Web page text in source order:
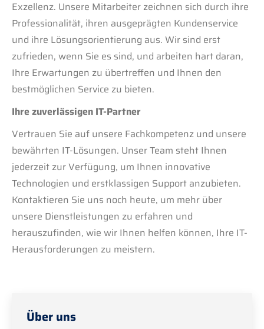
Exzellenz. Unsere Mitarbeiter zeichnen sich durch ihre
Professionalität, ihren ausgeprägten Kundenservice
und ihre Lösungsorientierung aus. Wir sind erst
zufrieden, wenn Sie es sind, und arbeiten hart daran,
Ihre Erwartungen zu übertreffen und Ihnen den
bestmöglichen Service zu bieten.
Ihre zuverlässigen IT-Partner
Vertrauen Sie auf unsere Fachkompetenz und unsere
bewährten IT-Lösungen. Unser Team steht Ihnen
jederzeit zur Verfügung, um Ihnen innovative
Technologien und erstklassigen Support anzubieten.
Kontaktieren Sie uns noch heute, um mehr über
unsere Dienstleistungen zu erfahren und
herauszufinden, wie wir Ihnen helfen können, Ihre IT-
Herausforderungen zu meistern.
Über uns